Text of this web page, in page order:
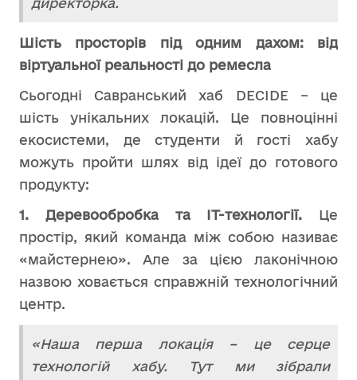
Шість просторів під одним дахом: від
віртуальної реальності до ремесла
Сьогодні Савранський хаб DECIDE – це
шість унікальних локацій. Це повноцінні
екосистеми, де студенти й гості хабу
можуть пройти шлях від ідеї до готового
продукту:
1. Деревообробка та IT-технології. Це
простір, який команда між собою називає
«майстернею». Але за цією лаконічною
назвою ховається справжній технологічний
центр.
«Наша перша локація – це серце
технологій хабу. Тут ми зібрали